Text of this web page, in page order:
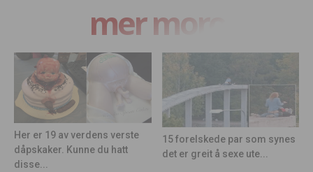
mer moro
Her er 19 av verdens verste
dåpskaker. Kunne du hatt
disse...
15 forelskede par som synes
det er greit å sexe ute...